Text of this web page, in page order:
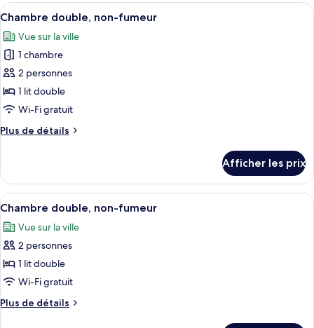
aux
personnes
à
mobilité
réduite,
non-
fumeur
accessible
personnes
à
mobilité
réduite,
non-
fumeur
Afficher
toutes
les
photos
pour
ce
type
chambre :
non-
fumeur
Une piscine entourée de chaises
13
Chambre double, non-fumeur
Vue sur la ville
1 chambre
2 personnes
1 lit double
Wi-Fi gratuit
Plus de détails
Plus
Chambre
double,
non-
Afficher les prix
Afficher
toutes
les
photos
pour
ce
type
de
Une piscine entourée de chaises
13
Chambre double, non-fumeur
Vue sur la ville
2 personnes
1 lit double
Wi-Fi gratuit
Plus de détails
Plus